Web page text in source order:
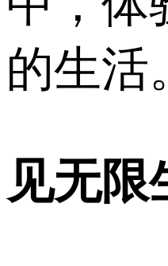
的生活
见无限